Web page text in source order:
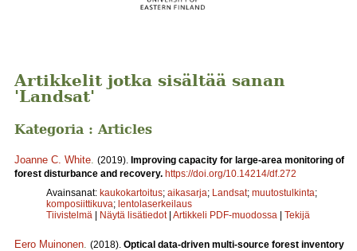
Artikkelit jotka sisältää sanan
'Landsat'
Kategoria : Articles
Joanne C. White (2019). Improving capacity for large-area monitoring of
forest disturbance and recovery. https://doi.org/10.14214/df.272
Avainsanat: kaukokartoitus; aikasarja; Landsat; muutostulkinta;
komposiittikuva; lentolaserkeilaus
Tiivistelmä | Näytä lisätiedot | Artikkeli PDF-muodossa | Tekijä
Eero Muinonen (2018). Optical data-driven multi-source forest inventory